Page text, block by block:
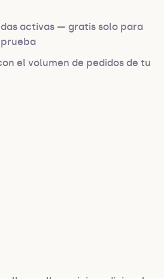
activas — gratis solo para
el volumen de pedidos de tu